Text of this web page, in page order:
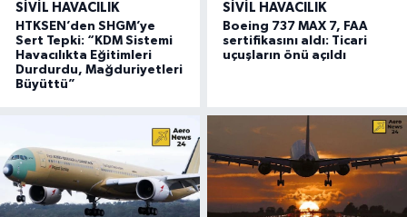
SIVIL HAVACILIK
HTKSEN’den SHGM’ye
Sert Tepki: “KDM Sistemi
Havacılıkta Eğitimleri
Durdurdu, Mağduriyetleri
Büyüttü”
SIVIL HAVACILIK
Boeing 737 MAX 7, FAA
sertifikasını aldı: Ticari
uçuşların önü açıldı